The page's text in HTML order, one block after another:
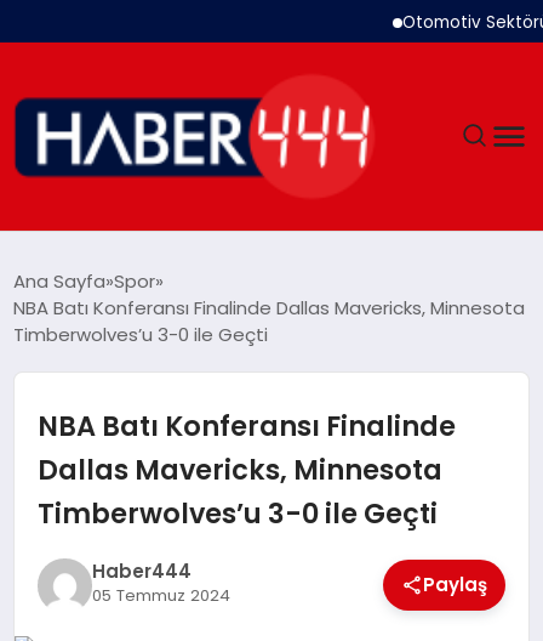
Otomotiv Sektörü
SIYASET
SPOR
TEKNOLOJI
Ana Sayfa Spor
NBA Batı Konferansı Finalinde Dallas Mavericks, Minnesota
Timberwolves’u 3-0 ile Geçti
NBA Batı Konferansı Finalinde
Dallas Mavericks, Minnesota
Timberwolves’u 3-0 ile Geçti
Haber444
05 Temmuz 2024 Paylaş